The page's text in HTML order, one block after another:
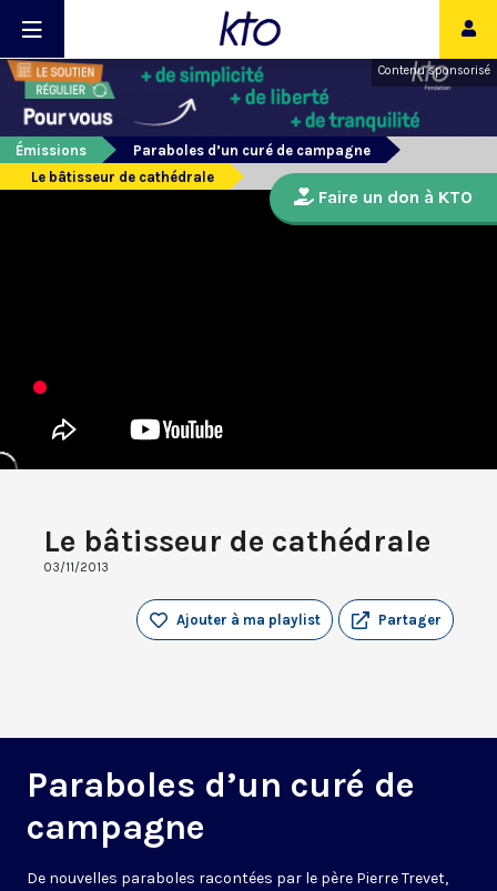
Contenu sponsorisé
Émissions
Paraboles d’un curé de campagne
Le bâtisseur de cathédrale
Le bâtisseur de cathédrale
03/11/2013
Partager
Ajouter à ma playlist
Paraboles d’un curé de
campagne
De nouvelles paraboles racontées par le père Pierre Trevet,
Faire un don à KTO